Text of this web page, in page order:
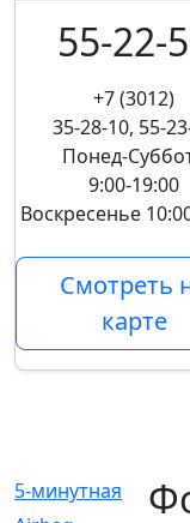
55-22-
+7 (3012)
35-28-10, 55-
Понед-
9:00-19:00
Воскресенье
Смотреть
карте
5-минутная